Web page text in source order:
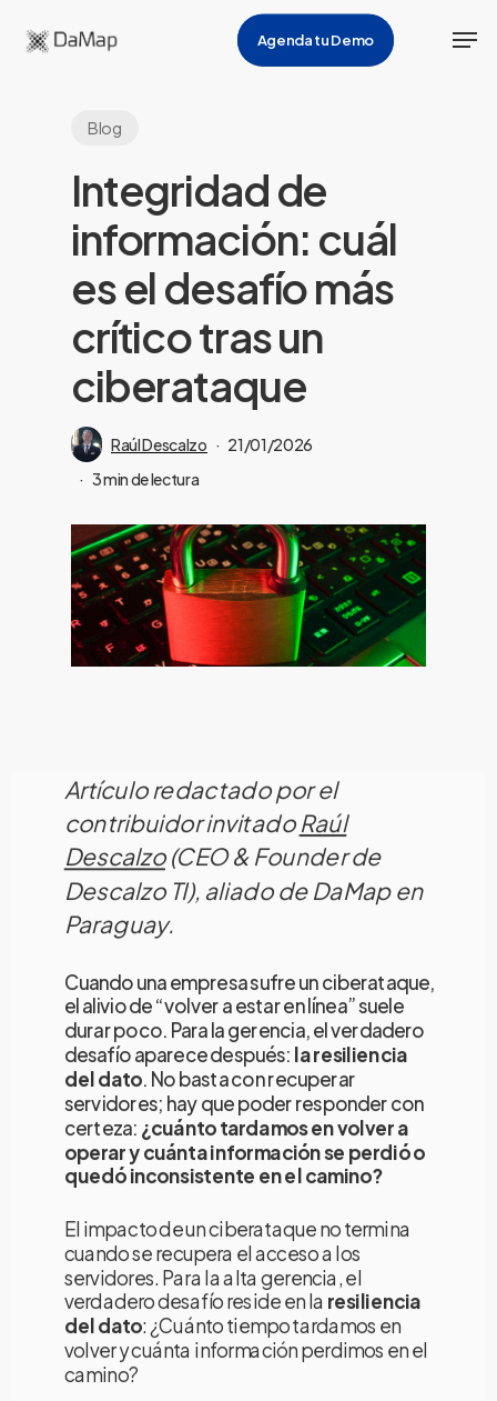
Agenda tu Demo
Blog
Integridad de
información: cuál
es el desafío más
crítico tras un
ciberataque
Raúl Descalzo
21/01/2026
3 min de lectura
Artículo redactado por el
contribuidor invitadoRaúl
Descalzo(CEO & Founder de
Descalzo TI), aliado de DaMap en
Paraguay.
Cuando una empresa sufre un ciberataque,
el alivio de “volver a estar en línea” suele
durar poco. Para la gerencia, el verdadero
desafío aparece después: la resiliencia
del dato. No basta con recuperar
servidores; hay que poder responder con
certeza: ¿cuánto tardamos en volver a
operar y cuánta información se perdió o
quedó inconsistente en el camino?
El impacto de un ciberataque no termina
cuando se recupera el acceso a los
servidores. Para la alta gerencia, el
verdadero desafío reside en la resiliencia
del dato: ¿Cuánto tiempo tardamos en
volver y cuánta información perdimos en el
camino?